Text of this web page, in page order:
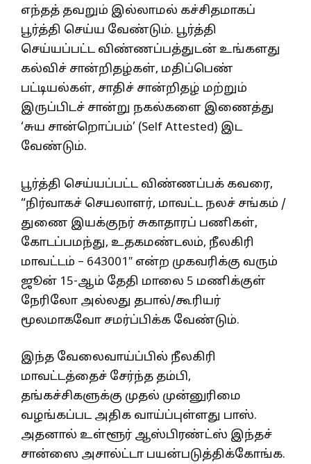
எந்தத் தவறும் இல்லாமல் கச்சிதமாகப்
பூர்த்தி செய்ய வேண்டும். பூர்த்தி
செய்யப்பட்ட விண்ணப்பத்துடன் உங்களது
கல்விச் சான்றிதழ்கள், மதிப்பெண்
பட்டியல்கள், சாதிச் சான்றிதழ் மற்றும்
இருப்பிடச் சான்று நகல்களை இணைத்து
‘சுய சான்றொப்பம்’ (Self Attested) இட
வேண்டும்.
பூர்த்தி செய்யப்பட்ட விண்ணப்பக் கவரை,
“நிர்வாகச் செயலாளர், மாவட்ட நலச் சங்கம் /
துணை இயக்குநர் சுகாதாரப் பணிகள்,
கோடப்பமந்து, உதகமண்டலம், நீலகிரி
மாவட்டம் – 643001″ என்ற முகவரிக்கு வரும்
ஜூன் 15-ஆம் தேதி மாலை 5 மணிக்குள்
நேரிலோ அல்லது தபால்/கூரியர்
மூலமாகவோ சமர்ப்பிக்க வேண்டும்.
இந்த வேலைவாய்ப்பில் நீலகிரி
மாவட்டத்தைச் சேர்ந்த தம்பி,
தங்கச்சிகளுக்கு முதல் முன்னுரிமை
வழங்கப்பட அதிக வாய்ப்புள்ளது பாஸ்.
அதனால் உள்ளூர் ஆஸ்பிரண்ட்ஸ் இந்தச்
சான்ஸை அசால்ட்டா பயன்படுத்திக்கோங்க.